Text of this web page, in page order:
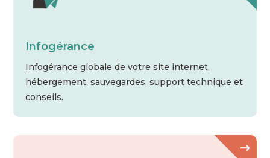
Infogérance
Infogérance globale de votre site internet,
hébergement, sauvegardes, support technique et
conseils.